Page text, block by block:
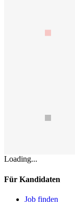
Loading...
Für Kandidaten
Job finden